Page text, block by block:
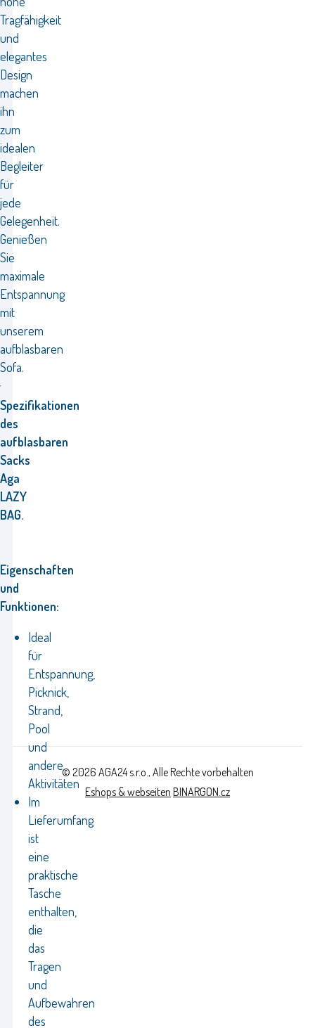
Tragfähigkeit
und
elegantes
Design
machen
ihn
zum
idealen
Begleiter
für
jede
Gelegenheit.
Genießen
Sie
maximale
Entspannung
mit
unserem
aufblasbaren
Sofa.
Spezifikationen
des
aufblasbaren
Sacks
Aga
LAZY
BAG.
Eigenschaften
und
Funktionen:
Ideal
für
Entspannung,
Picknick,
Strand,
Pool
und
andere
Aktivitäten
Im
Lieferumfang
ist
eine
praktische
Tasche
enthalten,
die
das
Tragen
und
Aufbewahren
des
© 2026 AGA24 s.r.o., Alle Rechte vorbehalten
Eshops & webseiten BINARGON.cz